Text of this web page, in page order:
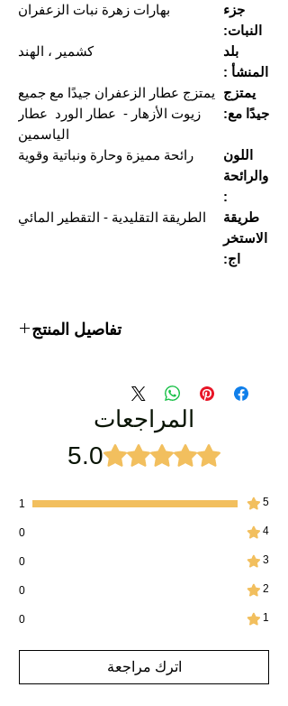
جزء
النبات:
بهارات زهرة نبات الزعفران
بلد
المنشأ :
كشمير ، الهند
يمتزج
جيدًا مع:
يمتزج عطار الزعفران جيدًا مع جميع
زيوت الأزهار - عطار الورد عطار
الياسمين
اللون
والرائحة
:
رائحة مميزة وحارة ونباتية وقوية
طريقة
الاستخر
اج:
الطريقة التقليدية - التقطير المائي
تفاصيل المنتج
الزوية :
النبات:
بهارات زهرة نبات الزعفران
والرائحة:
طريقة
الطريقة التقليدية - التقطير
المراجعات
تم التقييم بـ 5 من أصل 5 نجوم. 5.0
5
1
4
0
3
0
2
0
1
0
اترك مراجعة